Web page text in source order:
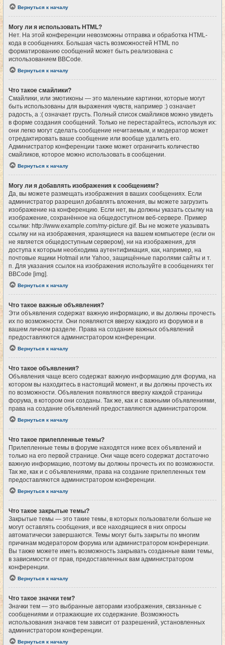
Вернуться к началу
Могу ли я использовать HTML?
Нет. На этой конференции невозможны отправка и обработка HTML-
кода в сообщениях. Большая часть возможностей HTML по
форматированию сообщений может быть реализована с
использованием BBCode.
Вернуться к началу
Что такое смайлики?
Смайлики, или эмотиконы — это маленькие картинки, которые могут
быть использованы для выражения чувств, например :) означает
радость, а :( означает грусть. Полный список смайликов можно увидеть
в форме создания сообщений. Только не перестарайтесь, используя их:
они легко могут сделать сообщение нечитаемым, и модератор может
отредактировать ваше сообщение или вообще удалить его.
Администратор конференции также может ограничить количество
смайликов, которое можно использовать в сообщении.
Вернуться к началу
Могу ли я добавлять изображения к сообщениям?
Да, вы можете размещать изображения в ваших сообщениях. Если
администратор разрешил добавлять вложения, вы можете загрузить
изображение на конференцию. Если нет, вы должны указать ссылку на
изображение, сохранённое на общедоступном веб-сервере. Пример
ссылки: http://www.example.com/my-picture.gif. Вы не можете указывать
ссылку ни на изображения, хранящиеся на вашем компьютере (если он
не является общедоступным сервером), ни на изображения, для
доступа к которым необходима аутентификация, как, например, на
почтовые ящики Hotmail или Yahoo, защищённые паролями сайты и т.
п. Для указания ссылок на изображения используйте в сообщениях тег
BBCode [img].
Вернуться к началу
Что такое важные объявления?
Эти объявления содержат важную информацию, и вы должны прочесть
их по возможности. Они появляются вверху каждого из форумов и в
вашем личном разделе. Права на создание важных объявлений
предоставляются администратором конференции.
Вернуться к началу
Что такое объявления?
Объявления чаще всего содержат важную информацию для форума, на
котором вы находитесь в настоящий момент, и вы должны прочесть их
по возможности. Объявления появляются вверху каждой страницы
форума, в котором они созданы. Так же, как и с важными объявлениями,
права на создание объявлений предоставляются администратором.
Вернуться к началу
Что такое прилепленные темы?
Прилепленные темы в форуме находятся ниже всех объявлений и
только на его первой странице. Они чаще всего содержат достаточно
важную информацию, поэтому вы должны прочесть их по возможности.
Так же, как и с объявлениями, права на создание прилепленных тем
предоставляются администратором конференции.
Вернуться к началу
Что такое закрытые темы?
Закрытые темы — это такие темы, в которых пользователи больше не
могут оставлять сообщения, и все находящиеся в них опросы
автоматически завершаются. Темы могут быть закрыты по многим
причинам модератором форума или администратором конференции.
Вы также можете иметь возможность закрывать созданные вами темы,
в зависимости от прав, предоставленных вам администратором
конференции.
Вернуться к началу
Что такое значки тем?
Значки тем — это выбранные авторами изображения, связанные с
сообщениями и отражающие их содержание. Возможность
использования значков тем зависит от разрешений, установленных
администратором конференции.
Вернуться к началу